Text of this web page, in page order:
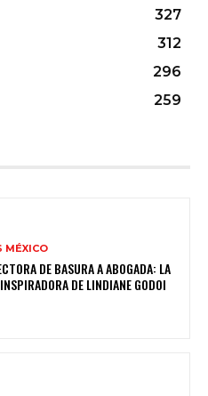
327
312
296
259
MÉXICO
DE BASURA A ABOGADA: LA
DE LINDIANE GODOI